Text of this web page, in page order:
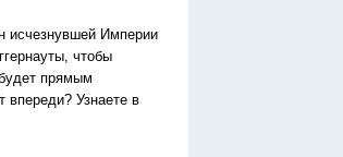
исчезнувшей Империи
чтобы
прямым
впереди? Узнаете в